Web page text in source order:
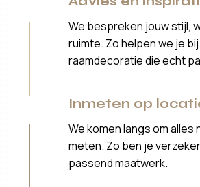
We bespreken jouw stijl,
ruimte. Zo helpen we je
raamdecoratie die echt
Inmeten op
We komen langs om alles
meten. Zo ben je
passend maatwerk.